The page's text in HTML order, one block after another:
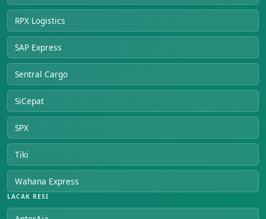
RPX Logistics
SAP Express
Sentral Cargo
SiCepat
SPX
Tiki
Wahana Express
LACAK RESI